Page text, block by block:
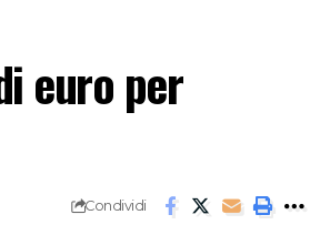
euro per
Condividi